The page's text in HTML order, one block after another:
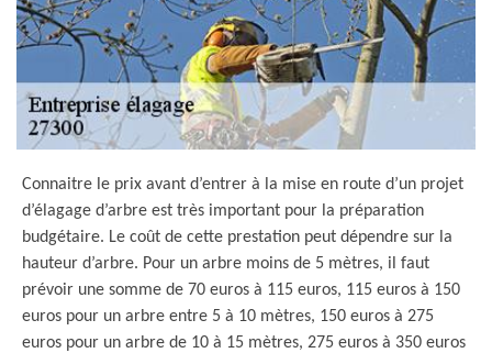
Connaitre le prix avant d’entrer à la mise en route d’un projet
d’élagage d’arbre est très important pour la préparation
budgétaire. Le coût de cette prestation peut dépendre sur la
hauteur d’arbre. Pour un arbre moins de 5 mètres, il faut
prévoir une somme de 70 euros à 115 euros, 115 euros à 150
euros pour un arbre entre 5 à 10 mètres, 150 euros à 275
euros pour un arbre de 10 à 15 mètres, 275 euros à 350 euros